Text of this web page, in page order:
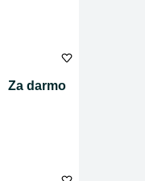
Za darmo